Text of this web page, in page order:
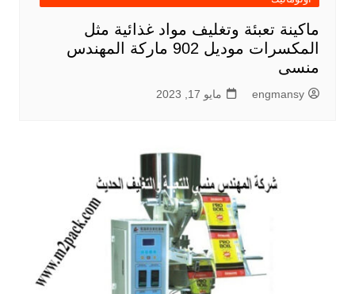
ماكينة تعبئة وتغليف مواد غذائية مثل
المكسرات موديل 902 ماركة المهندس
منسى
engmansy مايو 17, 2023